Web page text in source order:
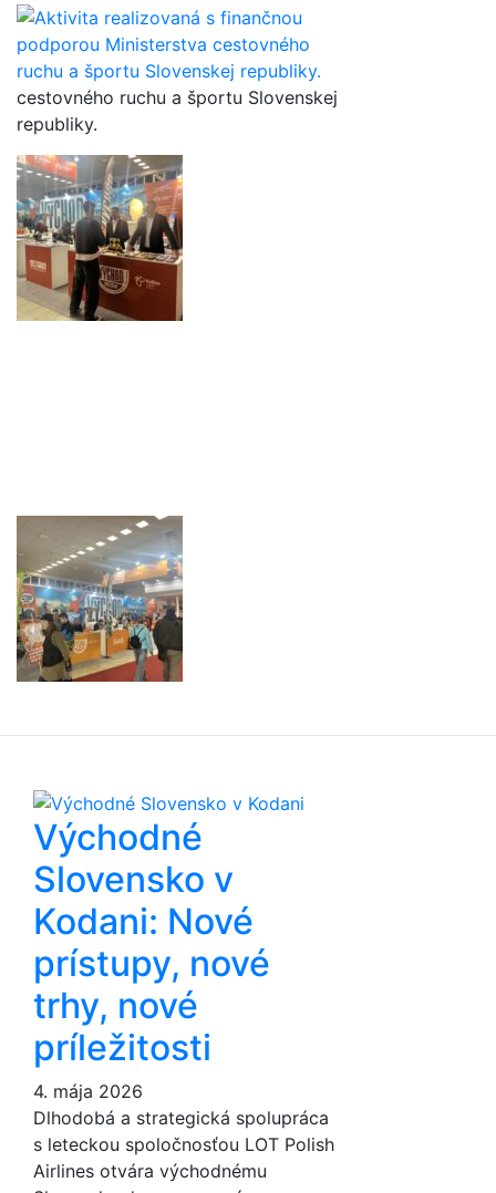
cestovného ruchu a športu Slovenskej
republiky.
Východné
Slovensko v
Kodani: Nové
prístupy, nové
trhy, nové
príležitosti
4. mája 2026
Dlhodobá a strategická spolupráca
s leteckou spoločnosťou LOT Polish
Airlines otvára východnému